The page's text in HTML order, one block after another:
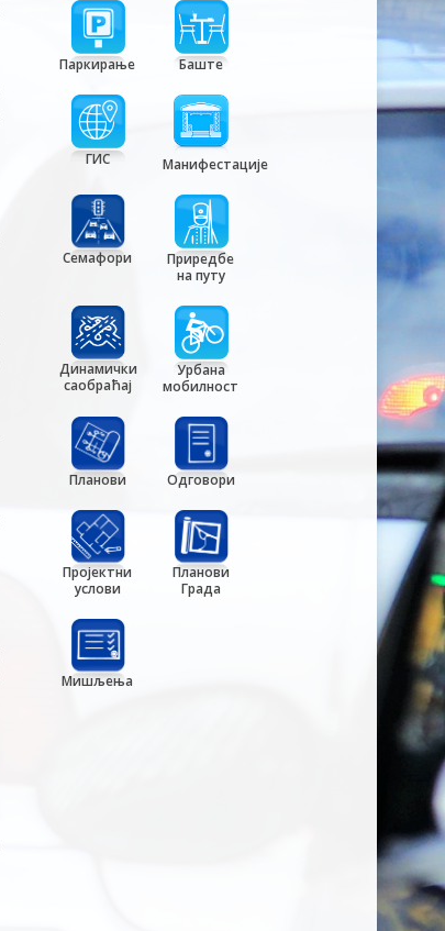
Паркирање Баште
ГИС Манифестације
Семафори
Приредбе
на путу
Динамички
саобраћај
Урбана
мобилност
Планови Одговори
Пројектни
услови
Планови
Града
Мишљења